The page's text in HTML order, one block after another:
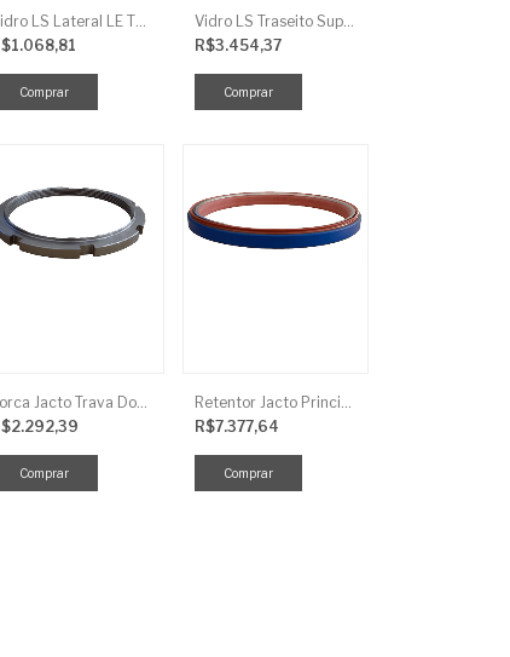
Vidro LS Lateral LE TRG863
Vidro LS Traseito Superior TR
R$3.454,37
Porca Jacto Trava Dos Rolamentos
Retentor Jacto Principal
R$7.377,64